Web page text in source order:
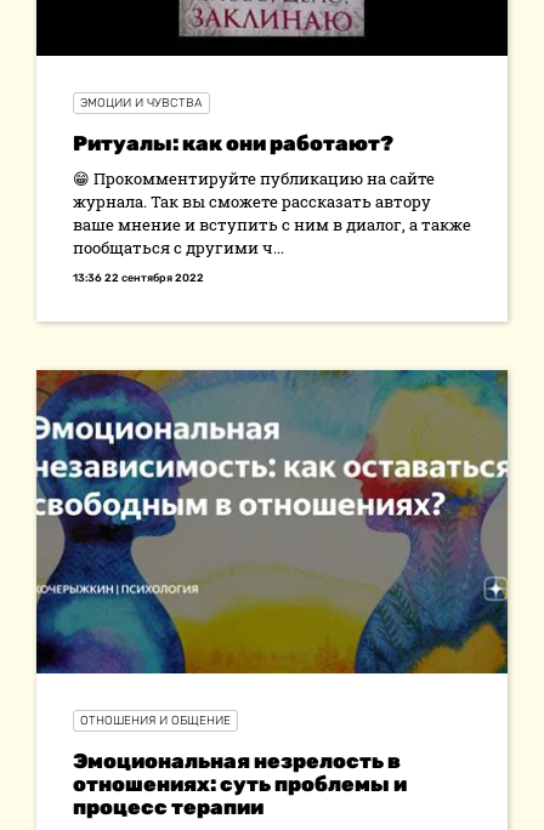
ЭМОЦИИ И ЧУВСТВА
Ритуалы: как они работают?
😁 Прокомментируйте публикацию на сайте
журнала. Так вы сможете рассказать автору
ваше мнение и вступить с ним в диалог, а также
пообщаться с другими ч...
13:36 22 сентября 2022
ОТНОШЕНИЯ И ОБЩЕНИЕ
Эмоциональная незрелость в
отношениях: суть проблемы и
процесс терапии